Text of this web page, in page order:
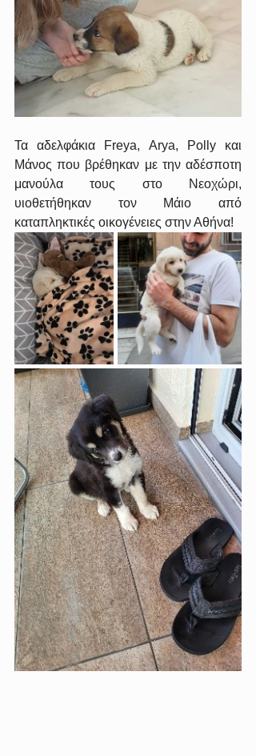
Τα αδελφάκια Freya, Arya, Polly και
Μάνος που βρέθηκαν με την αδέσποτη
μανούλα τους στο Νεοχώρι,
υιοθετήθηκαν τον Μάιο από
καταπληκτικές οικογένειες στην Αθήνα!